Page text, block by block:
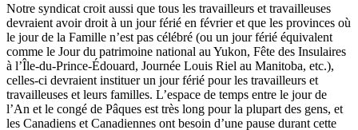
Notre syndicat croit aussi que tous les travailleurs et travailleuses
devraient avoir droit à un jourférié en févrieret que les provinces où
le jour de la Famille n’est pas célébré (ou un jourférié équivalent
comme le Jour du patrimoine national au Yukon, Fête des Insulaires
à l’Île-du-Prince-Édouard, Journée Louis Riel au Manitoba, etc.),
celles-ci devraient instituerun jourférié pour les travailleurs et
travailleuses et leurs familles. L’espace de temps entre le jour de
l’An et le congé de Pâques est très long pour la plupart des gens, et
les Canadiens et Canadiennes ont besoin d’une pause durant cette